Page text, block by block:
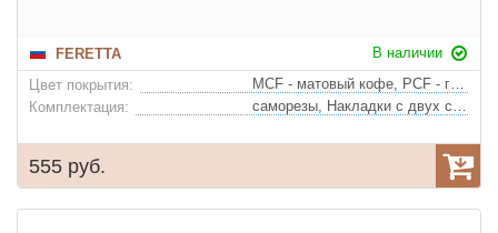
FERETTA
В наличии
Цвет покрытия:
MCF - матовый кофе, PCF - глянцевый кофе, >
Комплектация:
саморезы, Накладки с двух сторон
555 руб.